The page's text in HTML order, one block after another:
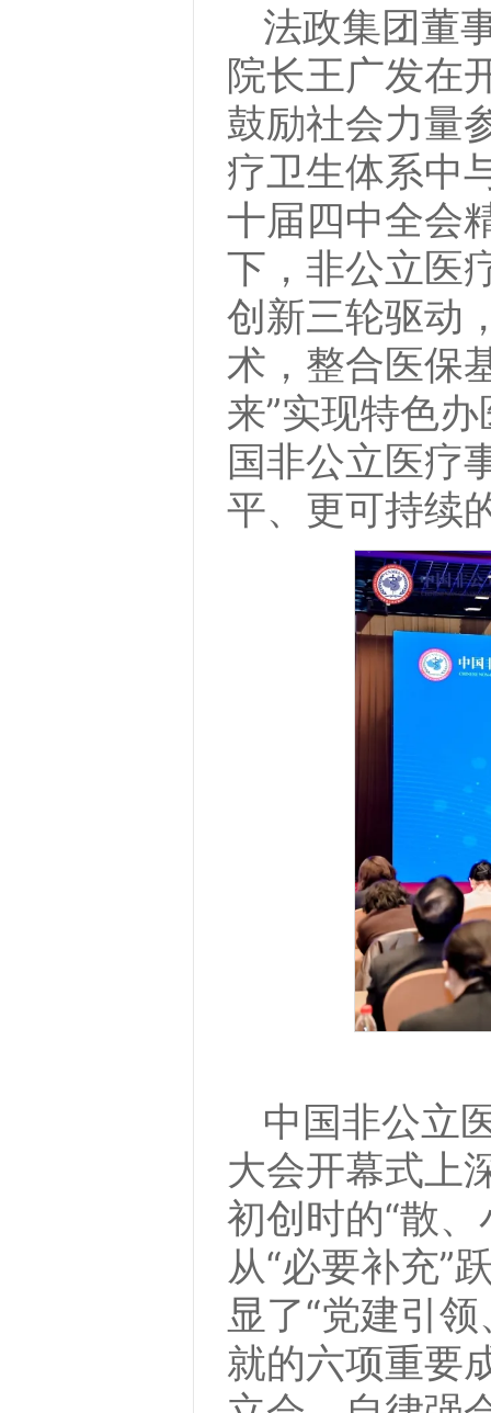
法政集团董
院长王广发在
鼓励社会力量
疗卫生体系中
十届四中全会
下，非公立医
创新三轮驱动
术，整合医保
来”实现特色
国非公立医疗
平、更可持续
中国非公立
大会开幕式上
初创时的“散
从“必要补充”
显了“党建引
就的六项重要